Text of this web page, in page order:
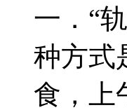
一．“
种方式
食，上